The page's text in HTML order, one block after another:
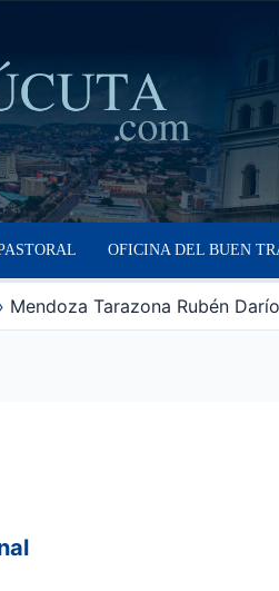
OFICINA DEL BUEN
Mendoza Tarazona Rubén Darío